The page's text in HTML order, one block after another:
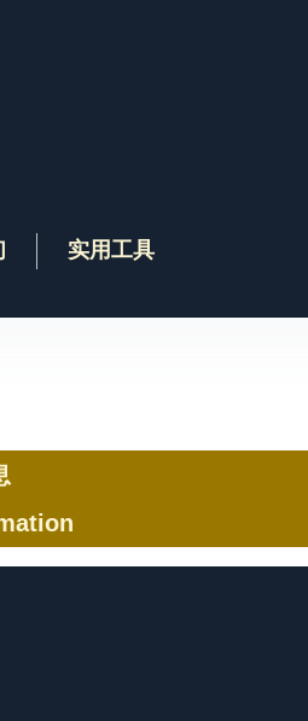
实用工具